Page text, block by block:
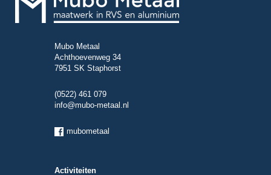
Mubo Metaal
Achthoevenweg 34
7951 SK Staphorst
(0522) 461 079
info@mubo-metaal.nl
mubometaal
Activiteiten